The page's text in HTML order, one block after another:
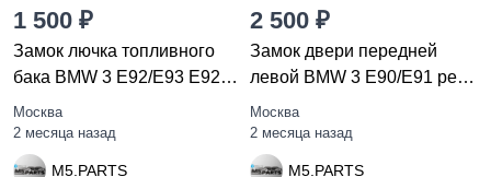
1 500 ₽
Замок лючка топливного
бака BMW 3 E92/E93 E92
2007
Москва
2 месяца назад
M5.PARTS
2 500 ₽
Замок двери передней
левой BMW 3 E90/E91 рест.
E90
Москва
2 месяца назад
M5.PARTS